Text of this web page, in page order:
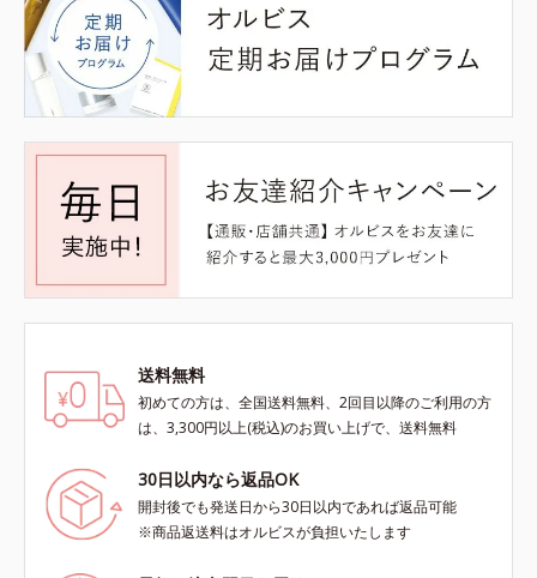
送料無料
初めての方は、全国送料無料、2回目以降のご利用の方
は、3,300円以上(税込)のお買い上げで、送料無料
30日以内なら返品OK
開封後でも発送日から30日以内であれば返品可能
※商品返送料はオルビスが負担いたします